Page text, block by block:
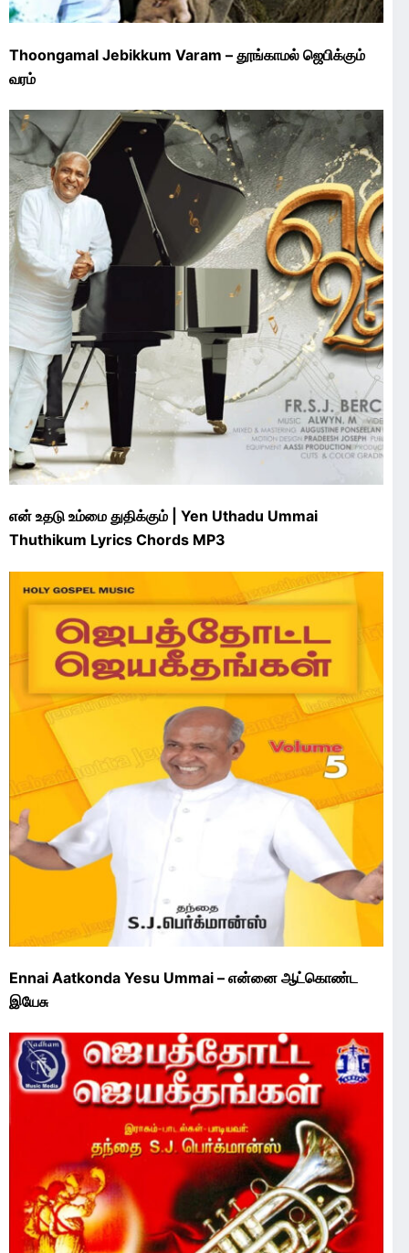
Thoongamal Jebikkum Varam – தூங்காமல் ஜெபிக்கும்
வரம்
என் உதடு உம்மை துதிக்கும் | Yen Uthadu Ummai
Thuthikum Lyrics Chords MP3
Ennai Aatkonda Yesu Ummai – என்னை ஆட்கொண்ட
இயேசு